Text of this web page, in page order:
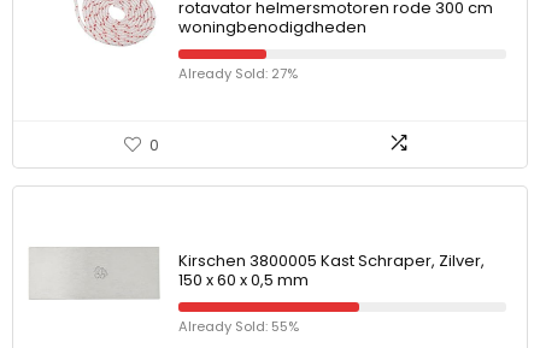
rotavator helmersmotoren rode 300 cm
woningbenodigdheden
Already Sold: 27%
0
Kirschen 3800005 Kast Schraper, Zilver,
150 x 60 x 0,5 mm
Already Sold: 55%